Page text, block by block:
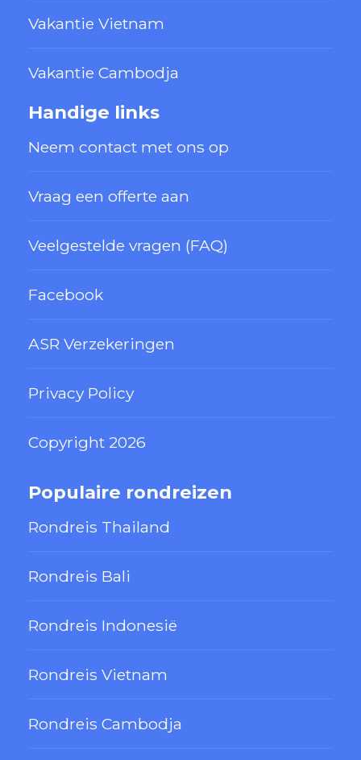
Vakantie Vietnam
Vakantie Cambodja
Handige links
Neem contact met ons op
Vraag een offerte aan
Veelgestelde vragen (FAQ)
Facebook
ASR Verzekeringen
Privacy Policy
Copyright 2026
Populaire rondreizen
Rondreis Thailand
Rondreis Bali
Rondreis Indonesië
Rondreis Vietnam
Rondreis Cambodja